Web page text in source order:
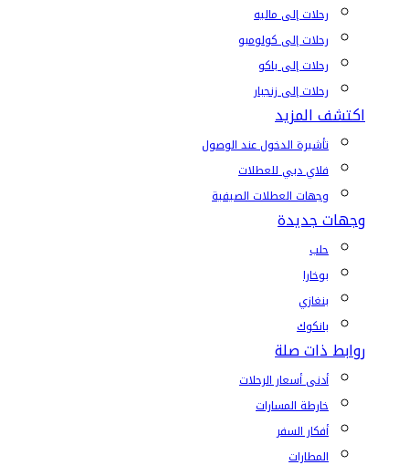
رحلات إلى ماليه
رحلات إلى كولومبو
رحلات إلى باكو
رحلات إلى زنجبار
اكتشف المزيد
تأشيرة الدخول عند الوصول
فلاي دبي للعطلات
وجهات العطلات الصيفية
وجهات جديدة
حلب
بوخارا
بنغازي
بانكوك
روابط ذات صلة
أدنى أسعار الرحلات
خارطة المسارات
أفكار السفر
المطارات